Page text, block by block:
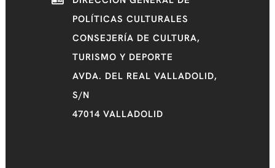
POLÍTICAS CULTURALES
CONSEJERÍA DE CULTURA,
TURISMO Y DEPORTE
AVDA. DEL REAL VALLADOLID,
S/N
47014 VALLADOLID